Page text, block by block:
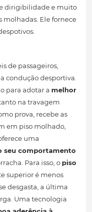
dirigibilidade e muito
Ele fornece
de passageiros,
condução desportiva.
para adotar a melhor
na travagem
prova, recebe as
em piso molhado,
uma
seu comportamento
Para isso, o piso
superior é menos
desgasta, a última
Uma tecnologia